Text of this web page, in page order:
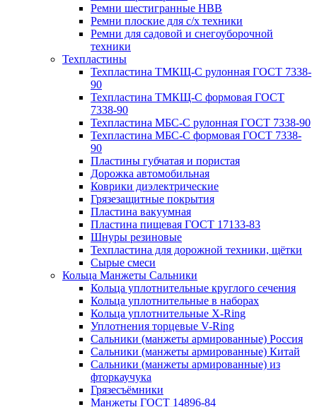
Ремни шестигранные HBB
Ремни плоские для с/х техники
Ремни для садовой и снегоуборочной
техники
Техпластины
Техпластина ТМКЩ-С рулонная ГОСТ 7338-
90
Техпластина ТМКЩ-С формовая ГОСТ
7338-90
Техпластина МБС-С рулонная ГОСТ 7338-90
Техпластина МБС-С формовая ГОСТ 7338-
90
Пластины губчатая и пористая
Дорожка автомобильная
Коврики диэлектрические
Грязезащитные покрытия
Пластина вакуумная
Пластина пищевая ГОСТ 17133-83
Шнуры резиновые
Техпластина для дорожной техники, щётки
Сырые смеси
Кольца Манжеты Сальники
Кольца уплотнительные круглого сечения
Кольца уплотнительные в наборах
Кольца уплотнительные Х-Ring
Уплотнения торцевые V-Ring
Сальники (манжеты армированные) Россия
Сальники (манжеты армированные) Китай
Сальники (манжеты армированные) из
фторкаучука
Грязесъёмники
Манжеты ГОСТ 14896-84